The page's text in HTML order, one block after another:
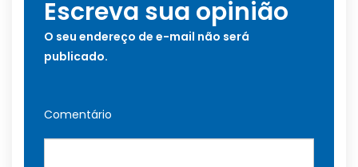
Escreva sua opinião
O seu endereço de e-mail não será
publicado.
Comentário